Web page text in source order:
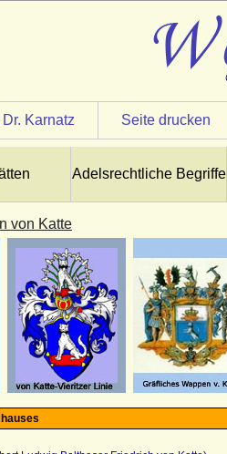
Dr. Karnatz Seite drucken
Adelsrechtliche Begriffe
von Katte